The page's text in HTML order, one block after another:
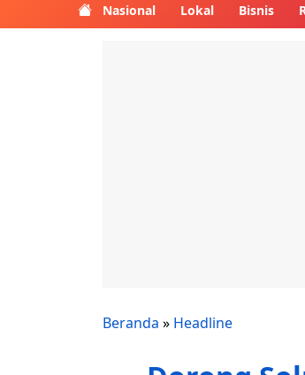
Nasional Lokal Bisnis
Beranda » Headline